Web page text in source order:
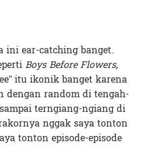
ini ear-catching banget.
Boys Before Flowers,
itu ikonik banget karena
random di tengah-
terngiang-ngiang di
nggak saya tonton
tonton episode-episode